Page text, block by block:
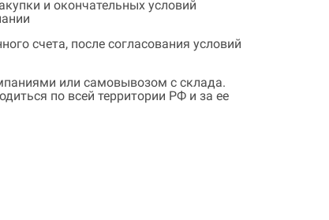
и окончательных условий
счета, после согласования условий
или самовывозом с склада.
по всей территории РФ и за ее